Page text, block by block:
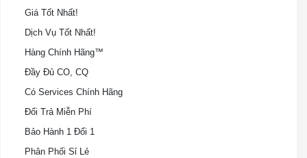
Giá Tốt Nhất!
Dịch Vụ Tốt Nhất!
Hàng Chính Hãng™
Đầy Đủ CO, CQ
Có Services Chính Hãng
Đổi Trả Miễn Phí
Bảo Hành 1 Đổi 1
Phân Phối Sỉ Lẻ